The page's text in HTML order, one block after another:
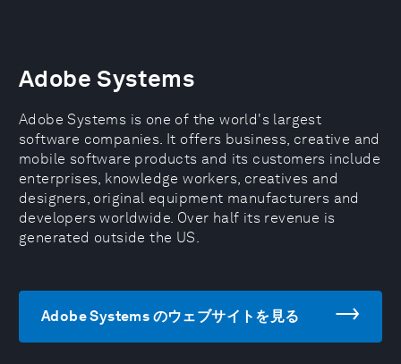
Adobe Systems
Adobe Systems is one of the world's largest
software companies. It offers business, creative and
mobile software products and its customers include
enterprises, knowledge workers, creatives and
designers, original equipment manufacturers and
developers worldwide. Over half its revenue is
generated outside the US.
Adobe Systems のウェブサイトを見る